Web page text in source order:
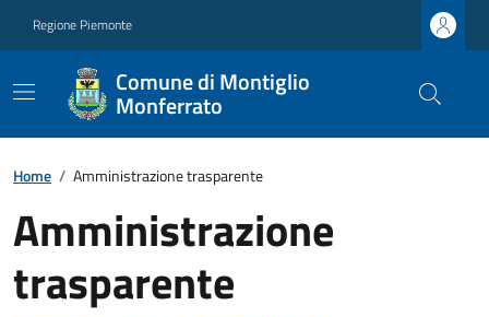
Regione Piemonte
Comune di Montiglio
Monferrato
Home / Amministrazione trasparente
Amministrazione
trasparente